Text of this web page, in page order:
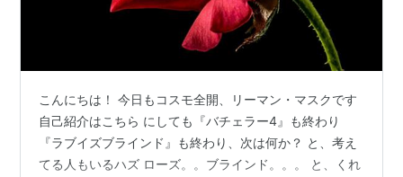
こんにちは！ 今日もコスモ全開、リーマン・マスクです
自己紹介はこちら にしても『バチェラー4』も終わり
『ラブイズブラインド』も終わり、次は何か？ と、考え
てる人もいるハズ ローズ。。ブラインド。。。 と、くれ